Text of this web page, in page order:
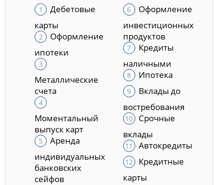
Дебетовые
карты
Оформление
ипотеки
Металлические
счета
Моментальный
выпуск карт
Аренда
индивидуальных
банковских
сейфов
Оформление
инвестиционных
продуктов
Кредиты
наличными
Ипотека
Вклады до
востребования
Срочные
вклады
Автокредиты
Кредитные
карты